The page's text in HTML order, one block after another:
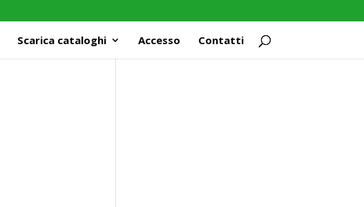
Scarica cataloghi Accesso Contatti